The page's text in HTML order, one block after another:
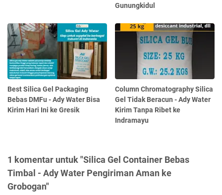
Gunungkidul
Best Silica Gel Packaging
Bebas DMFu - Ady Water Bisa
Kirim Hari Ini ke Gresik
Column Chromatography Silica
Gel Tidak Beracun - Ady Water
Kirim Tanpa Ribet ke
Indramayu
1 komentar untuk "Silica Gel Container Bebas
Timbal - Ady Water Pengiriman Aman ke
Grobogan"